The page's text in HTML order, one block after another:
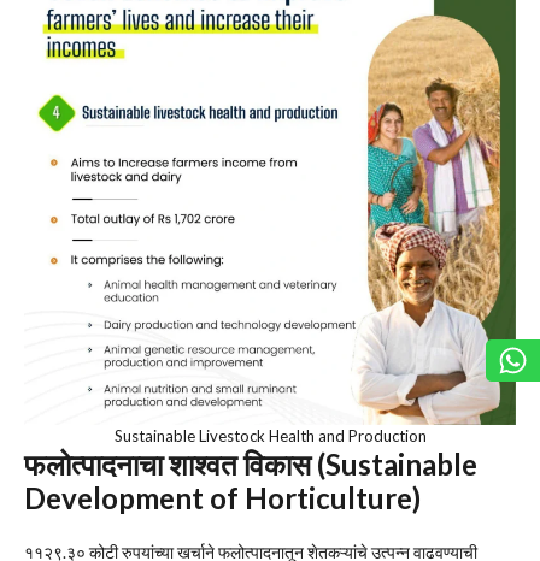
Sustainable Livestock Health and Production
फलोत्पादनाचा शाश्वत विकास (Sustainable
Development of Horticulture)
११२९.३० कोटी रुपयांच्या खर्चाने फलोत्पादनातून शेतकऱ्यांचे उत्पन्न वाढवण्याची